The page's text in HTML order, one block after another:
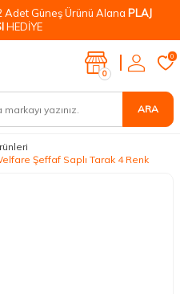
Adet Güneş Ürünü Alana PLAJ
HEDİYE
ARA
0
0
Şeffaf Saplı Tarak 4 Renk